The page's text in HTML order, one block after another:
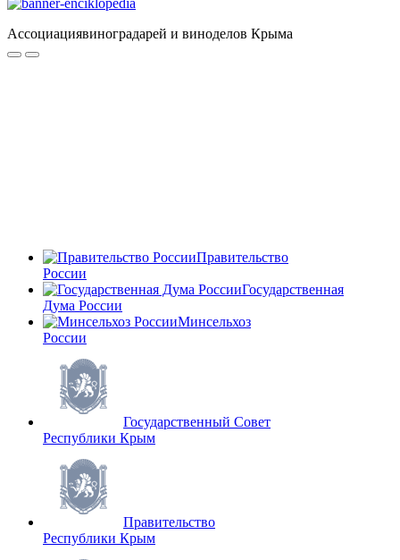
Ассоциациявиноградарей и виноделов Крыма
Правительство
России
Государственная
Дума России
Минсельхоз
России
Государственный Совет
Республики Крым
Правительство
Республики Крым